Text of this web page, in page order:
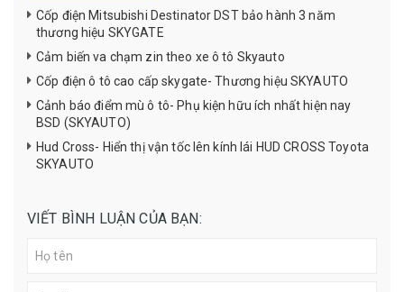
Cốp điện Mitsubishi Destinator DST bảo hành 3 năm
thương hiệu SKYGATE
Cảm biến va chạm zin theo xe ô tô Skyauto
Cốp điện ô tô cao cấp skygate- Thương hiệu SKYAUTO
Cảnh báo điểm mù ô tô- Phụ kiện hữu ích nhất hiện nay
BSD (SKYAUTO)
Hud Cross- Hiển thị vận tốc lên kính lái HUD CROSS Toyota
SKYAUTO
VIẾT BÌNH LUẬN CỦA BẠN: